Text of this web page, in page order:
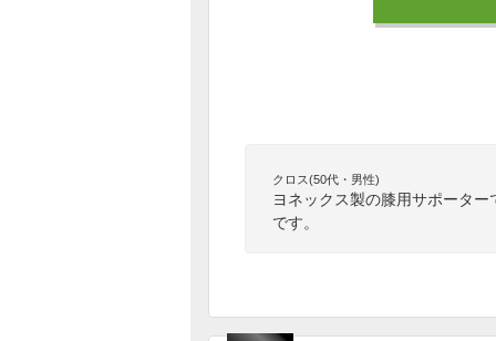
クロス(50代・男性)
ヨネックス製の膝用サポータ
です。